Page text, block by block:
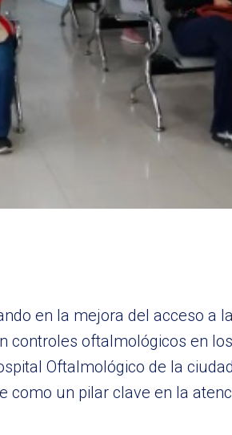
en la mejora del acceso a
controles oftalmológicos en
Oftalmológico de la
como un pilar clave en la